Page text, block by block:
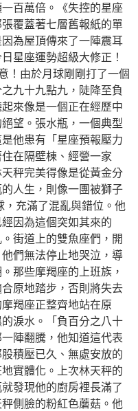
百萬倍。《失控的星座
覆蓋著七層舊報紙的單
為屋頂傳來了一陣震耳
星座運勢超級大修正！
！由於月球剛剛打了一個
九十九點九，陡降至負
來像是一個正在經歷中
望。張水瓶，一個典型
他患有「星座預報壓力
在隔壁棟、經營一家
秤完美得像是從黃金分
人生，則像一團被獅子
，充滿了混亂與錯位。他
因為這個突如其來的
街道上的雙魚座們，開
們無法停止地哭泣，導
那些摩羯座的上班族，
原地踏步，否則將失去
羯座正整齊地站在原
淚水。「負百分之八十
陣翻騰，他知道這代表
積壓已久、無處安放的
實體化。上次林天秤的
發現他的廚房裡長滿了
側臉的粉紅色蘑菇。他